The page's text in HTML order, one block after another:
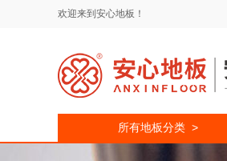
欢迎来到安心地板！
所有地板分类 >